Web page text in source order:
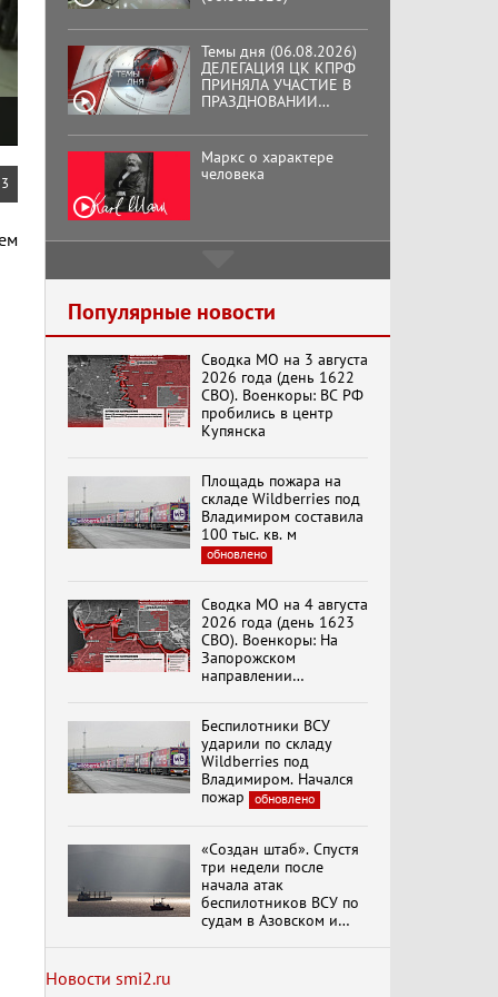
3
ТРЕТЬЕЙ ГОДОВЩИНЫ
ОСВОБОЖДЕНИЯ ОРЛА
ОТ НЕМЕЦКО-
ФАШИСТСКИХ
ЗАХВАТЧИКОВ.
Маркс о характере
человека
Подмосковный
кооператор
«Додоговаривались...»
Бренды Советской
эпохи "Гжель"
Специальный репортаж
«Изменимся или
вымрем»
РОССИИ! Обращение
Г.А. Зюганова,
Председателя ЦК
КПРФ Руководителя
фракции КПРФ в
Государственной Думе
Документальный
террор"
Бить смелее!
В.Баранец, В.Дандыкин,
(06.08.2026)
Темы дня (06.08.2026)
ДЕЛЕГАЦИЯ ЦК КПРФ
ПРИНЯЛА УЧАСТИЕ В
Популярные новости
Сводка МО на 3 августа
2026 года (день 1622
СВО). Военкоры: ВС РФ
пробились в центр
Купянска
Площадь пожара на
складе Wildberries под
Владимиром составила
100 тыс. кв. м
обновлено
Сводка МО на 4 августа
2026 года (день 1623
СВО). Военкоры: На
Запорожском
направлении
Степногорска
Беспилотники ВСУ
ударили по складу
Wildberries под
Владимиром. Начался
пожар
обновлено
«Создан штаб». Спустя
три недели после
начала атак
беспилотников ВСУ по
судам в Азовском и
Новости smi2.ru